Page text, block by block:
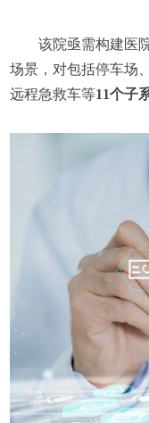
该院亟需构建医
场景，对包括停车场
远程急救车等11个子